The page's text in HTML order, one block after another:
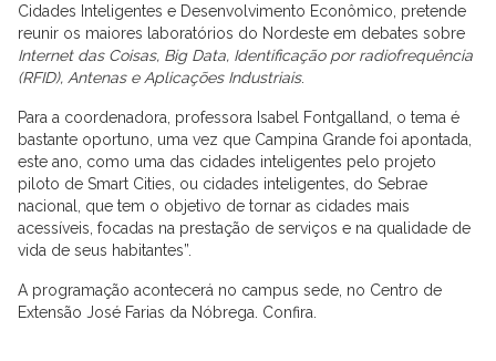
Cidades Inteligentes e Desenvolvimento Econômico, pretende
reunir os maiores laboratórios do Nordeste em debates sobre
Internet das Coisas, Big Data, Identificação por radiofrequência
(RFID), Antenas e Aplicações Industriais.
Para a coordenadora, professora Isabel Fontgalland, o tema é
bastante oportuno, uma vez que Campina Grande foi apontada,
este ano, como uma das cidades inteligentes pelo projeto
piloto de Smart Cities, ou cidades inteligentes, do Sebrae
nacional, que tem o objetivo de tornar as cidades mais
acessíveis, focadas na prestação de serviços e na qualidade de
vida de seus habitantes”.
A programação acontecerá no campus sede, no Centro de
Extensão José Farias da Nóbrega. Confira.